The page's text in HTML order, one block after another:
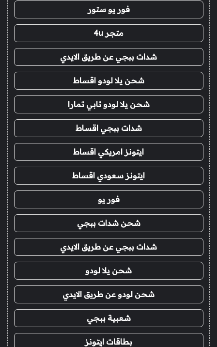
فور يو ستور
متجر 4u
شدات ببجي عن طريق الايدي
شحن يلا لودو اقساط
شحن يلا لودو تابي تمارا
شدات ببجي اقساط
ايتونز امريكي اقساط
ايتونز سعودي اقساط
فور يو
شحن شدات ببجي
شدات ببجي عن طريق الايدي
شحن يلا لودو
شحن لودو عن طريق الايدي
شعبية ببجي
بطاقات ايتونز